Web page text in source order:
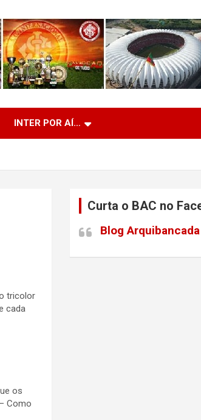
INTER POR AÍ…
tricolor
cada
os
Como
Curta o BAC no
Blog